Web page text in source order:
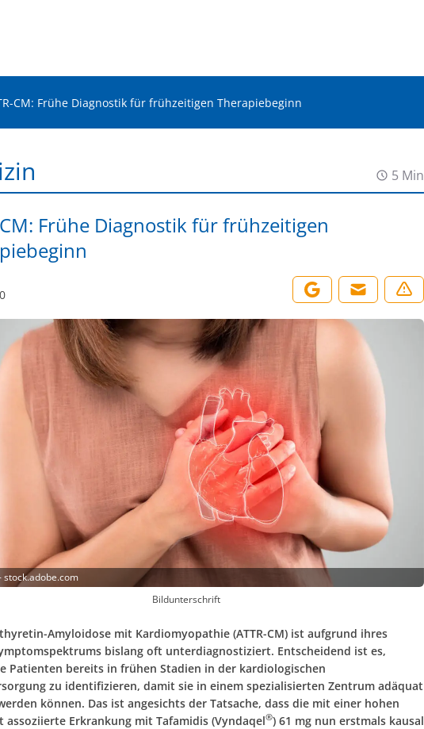
CM: Frühe Diagnostik für frühzeitigen Therapiebeginn
5 Min
Frühe Diagnostik für frühzeitigen
stock.adobe.com
Bildunterschrift
Amyloidose mit Kardiomyopathie (ATTR-CM) ist aufgrund ihres
bislang oft unterdiagnostiziert. Entscheidend ist es,
Patienten bereits in frühen Stadien in der kardiologischen
zu identifizieren, damit sie in einem spezialisierten Zentrum adäquat
können. Das ist angesichts der Tatsache, dass die mit einer hohen
Erkrankung mit Tafamidis (Vyndaqel®) 61 mg nun erstmals kausal